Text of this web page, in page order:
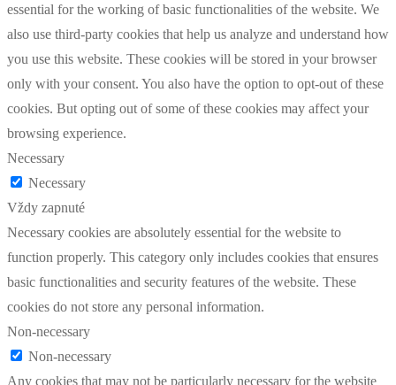
essential for the working of basic functionalities of the website. We
also use third-party cookies that help us analyze and understand how
you use this website. These cookies will be stored in your browser
only with your consent. You also have the option to opt-out of these
cookies. But opting out of some of these cookies may affect your
browsing experience.
Necessary
Necessary
Vždy zapnuté
Necessary cookies are absolutely essential for the website to
function properly. This category only includes cookies that ensures
basic functionalities and security features of the website. These
cookies do not store any personal information.
Non-necessary
Non-necessary
Any cookies that may not be particularly necessary for the website